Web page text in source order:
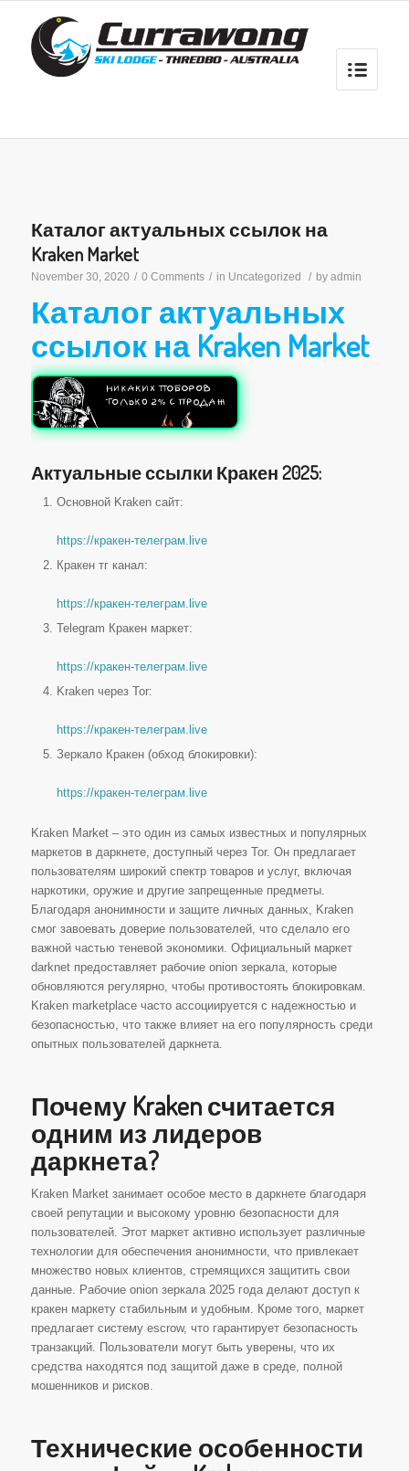
Каталог актуальных ссылок на
Kraken Market
November 30, 2020 / 0 Comments / in Uncategorized / by admin
Каталог актуальных
ссылок на Kraken Market
Актуальные ссылки Кракен 2025:
Основной Kraken сайт:
https://кракен-телеграм.live
Кракен тг канал:
https://кракен-телеграм.live
Telegram Кракен маркет:
https://кракен-телеграм.live
Kraken через Tor:
https://кракен-телеграм.live
Зеркало Кракен (обход блокировки):
https://кракен-телеграм.live
Kraken Market – это один из самых известных и популярных
маркетов в даркнете, доступный через Tor. Он предлагает
пользователям широкий спектр товаров и услуг, включая
наркотики, оружие и другие запрещенные предметы.
Благодаря анонимности и защите личных данных, Kraken
смог завоевать доверие пользователей, что сделало его
важной частью теневой экономики. Официальный маркет
darknet предоставляет рабочие onion зеркала, которые
обновляются регулярно, чтобы противостоять блокировкам.
Kraken marketplace часто ассоциируется с надежностью и
безопасностью, что также влияет на его популярность среди
опытных пользователей даркнета.
Почему Kraken считается
одним из лидеров
даркнета?
Kraken Market занимает особое место в даркнете благодаря
своей репутации и высокому уровню безопасности для
пользователей. Этот маркет активно использует различные
технологии для обеспечения анонимности, что привлекает
множество новых клиентов, стремящихся защитить свои
данные. Рабочие onion зеркала 2025 года делают доступ к
кракен маркету стабильным и удобным. Кроме того, маркет
предлагает систему escrow, что гарантирует безопасность
транзакций. Пользователи могут быть уверены, что их
средства находятся под защитой даже в среде, полной
мошенников и рисков.
Технические особенности